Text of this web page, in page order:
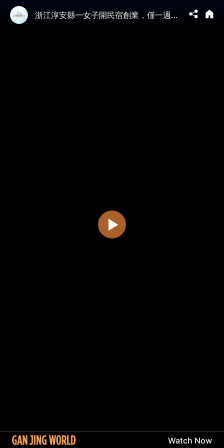
浙江淳安縣一女子開民宿創業，僅一週就被洪水沖毀，無奈地在洪水中彈古箏。
Watch Now